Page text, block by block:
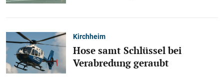
Kirchheim
Hose samt Schlüssel bei
Verabredung geraubt